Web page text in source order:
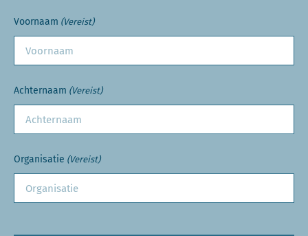
Voornaam (Vereist)
Achternaam (Vereist)
Organisatie (Vereist)